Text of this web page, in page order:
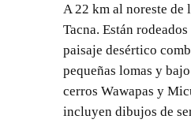
A 22 km al noreste de
Tacna. Están
paisaje desértico
pequeñas lomas y
cerros Wawapas y
incluyen dibujos de